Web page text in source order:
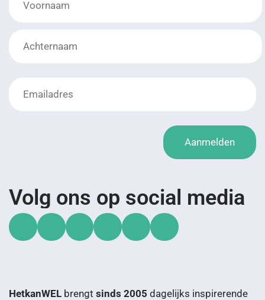
Aanmelden
Volg ons op social media
HetkanWEL brengt sinds 2005 dagelijks inspirerende